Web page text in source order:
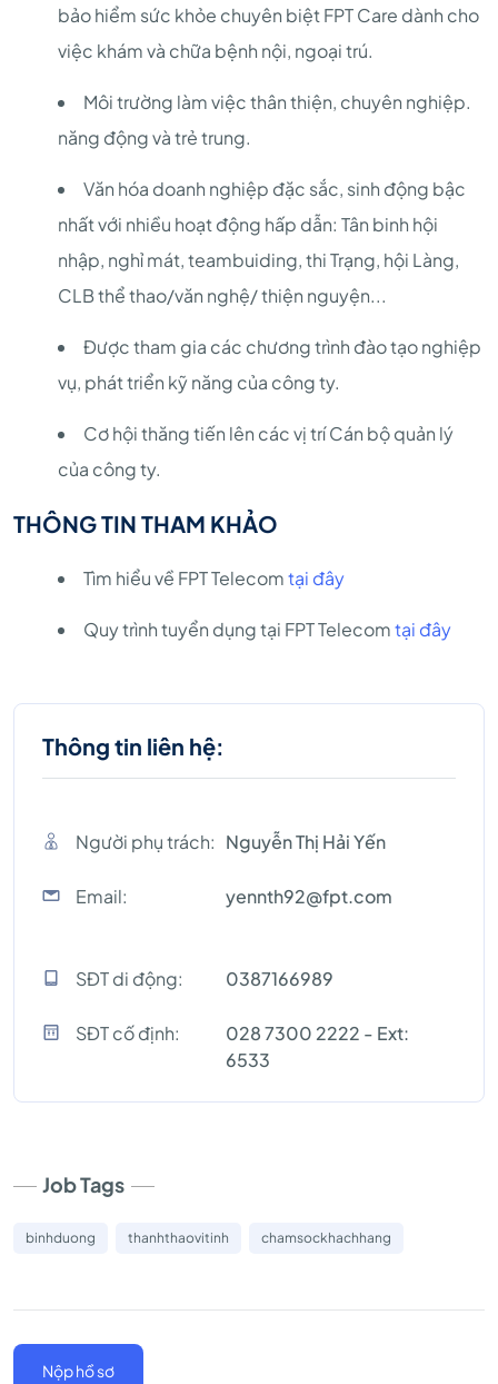
bảo hiểm sức khỏe chuyên biệt FPT Care dành cho
việc khám và chữa bệnh nội, ngoại trú.
Môi trường làm việc thân thiện, chuyên nghiệp.
năng động và trẻ trung.
Văn hóa doanh nghiệp đặc sắc, sinh động bậc
nhất với nhiều hoạt động hấp dẫn: Tân binh hội
nhập, nghỉ mát, teambuiding, thi Trạng, hội Làng,
CLB thể thao/văn nghệ/ thiện nguyện...
Được tham gia các chương trình đào tạo nghiệp
vụ, phát triển kỹ năng của công ty.
Cơ hội thăng tiến lên các vị trí Cán bộ quản lý
của công ty.
THÔNG TIN THAM KHẢO
Tìm hiểu về FPT Telecomtại đây
Quy trình tuyển dụng tại FPT Telecomtại đây
Thông tin liên hệ:
Người phụ trách: Nguyễn Thị Hải Yến
Email: yennth92@fpt.com
SĐT di động: 0387166989
SĐT cố định:
028 7300 2222 - Ext:
6533
Job Tags
binhduong thanhthaovitinh chamsockhachhang
Nộp hồ sơ